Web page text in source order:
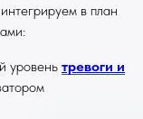
в план
уровень тревоги и